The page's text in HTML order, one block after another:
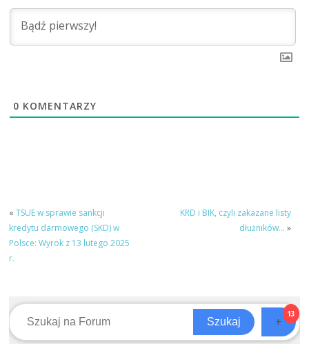
0 KOMENTARZY
«TSUE w sprawie sankcji
kredytu darmowego (SKD) w
Polsce: Wyrok z 13 lutego 2025
r.
KRD i BIK, czyli zakazane listy
dłużników… »
Szukaj +
13